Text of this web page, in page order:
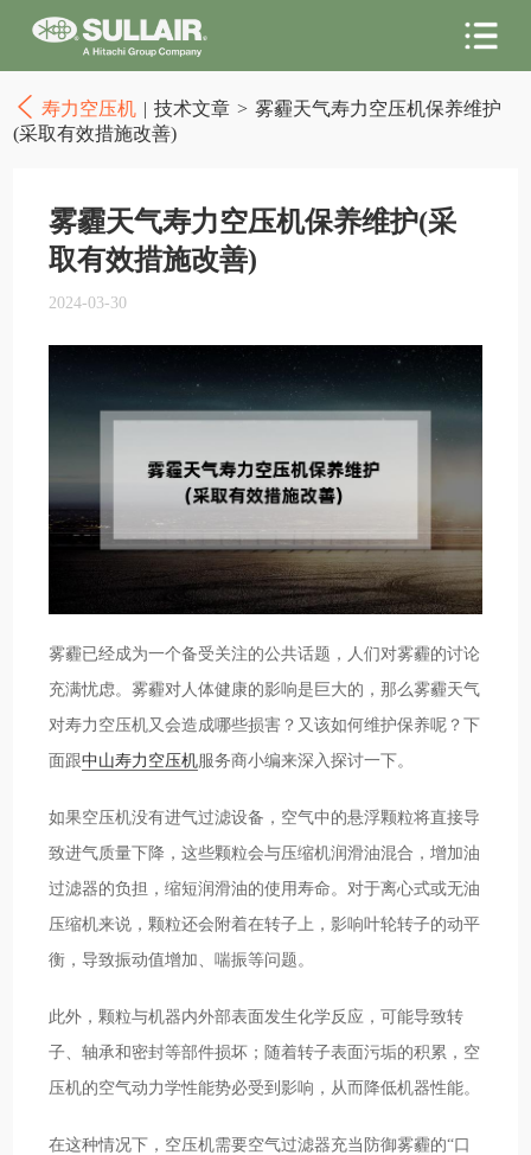
寿力空压机 | 技术文章 > 雾霾天气寿力空压机保养维护
(采取有效措施改善)
雾霾天气寿力空压机保养维护(采
取有效措施改善)
2024-03-30
雾霾已经成为一个备受关注的公共话题，人们对雾霾的讨论
充满忧虑。雾霾对人体健康的影响是巨大的，那么雾霾天气
对寿力空压机又会造成哪些损害？又该如何维护保养呢？下
面跟中山寿力空压机服务商小编来深入探讨一下。
如果空压机没有进气过滤设备，空气中的悬浮颗粒将直接导
致进气质量下降，这些颗粒会与压缩机润滑油混合，增加油
过滤器的负担，缩短润滑油的使用寿命。对于离心式或无油
压缩机来说，颗粒还会附着在转子上，影响叶轮转子的动平
衡，导致振动值增加、喘振等问题。
此外，颗粒与机器内外部表面发生化学反应，可能导致转
子、轴承和密封等部件损坏；随着转子表面污垢的积累，空
压机的空气动力学性能势必受到影响，从而降低机器性能。
在这种情况下，空压机需要空气过滤器充当防御雾霾的“口